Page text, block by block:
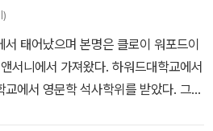
)
태어났으며 본명은 클로이 워포드이
서니에서 가져왔다. 하워드대학교에서
에서 영문학 석사학위를 받았다. 그